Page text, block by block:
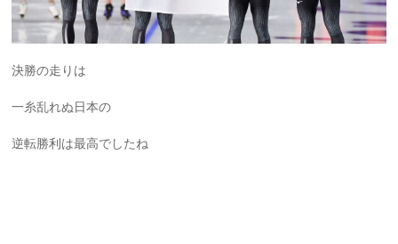
決勝の走りは
一糸乱れぬ日本の
逆転勝利は最高でしたね